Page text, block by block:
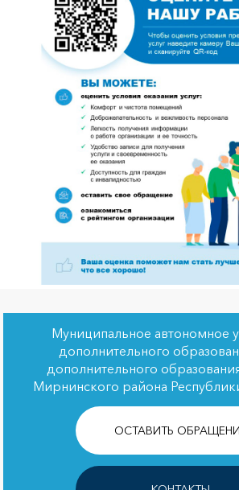
Муниципальное автономное
дополнительного
дополнительного
Мирнинского района
ОСТАВИТЬ